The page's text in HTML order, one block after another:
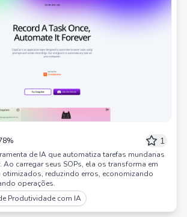
1
de IA que automatiza tarefas mundanas
Ao carregar seus SOPs, ela os transforma em
reduzindo erros, economizando
operações.
Produtividade com IA